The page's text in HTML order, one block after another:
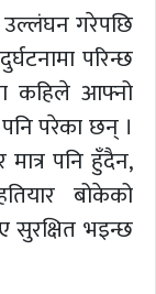
उल्लंघन गरेपछि
परिन्छ
कहिले आफ्नो
परेका छन् ।
पनि हुँदैन,
बोकेको
सुरक्षित भइन्छ